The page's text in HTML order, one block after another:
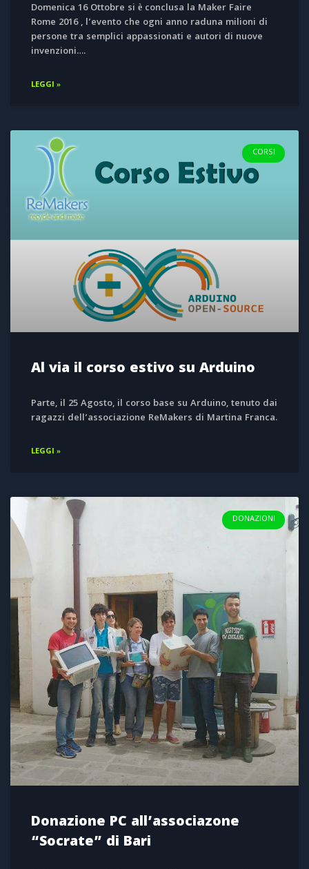
Domenica 16 Ottobre si è conclusa la Maker Faire
Rome 2016 , l’evento che ogni anno raduna milioni di
persone tra semplici appassionati e autori di nuove
invenzioni….
LEGGI »
CORSI
Al via il corso estivo su Arduino
Parte, il 25 Agosto, il corso base su Arduino, tenuto dai
ragazzi dell’associazione ReMakers di Martina Franca.
LEGGI »
DONAZIONI
Donazione PC all’associazone
“Socrate” di Bari